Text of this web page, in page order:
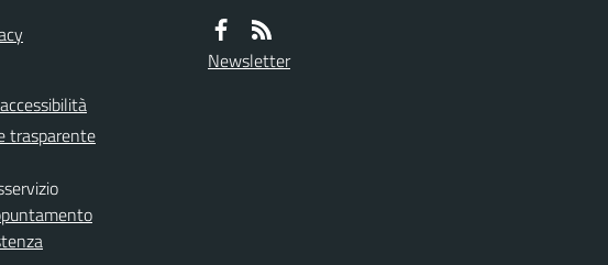
trasparente
Newsletter